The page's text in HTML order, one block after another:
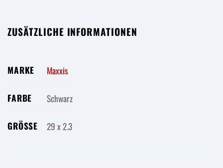
ZUSÄTZLICHE INFORMATIONEN
MARKE Maxxis
FARBE Schwarz
GRÖSSE 29 x 2.3